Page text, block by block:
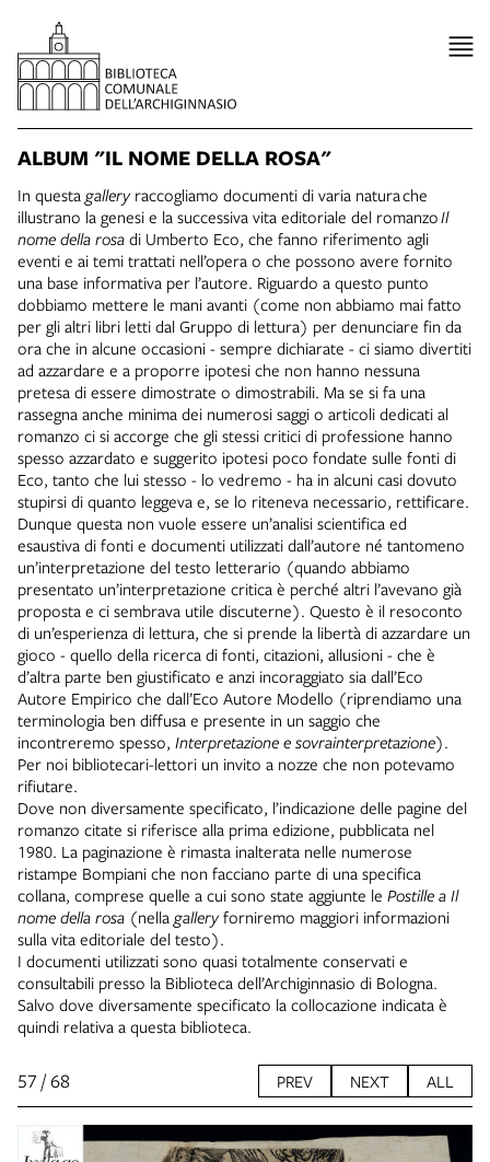
ALBUM "IL NOME DELLA ROSA"
In questa galleryraccogliamo documenti di varia natura che
illustrano la genesi e la successiva vita editoriale del romanzoIl
nome della rosa di Umberto Eco, che fanno riferimento agli
eventi e ai temi trattati nell’opera o che possono avere fornito
una base informativa per l’autore. Riguardo a questo punto
dobbiamo mettere le mani avanti (come non abbiamo mai fatto
per gli altri libri letti dal Gruppo di lettura) per denunciare fin da
ora che in alcune occasioni - sempre dichiarate - ci siamo divertiti
ad azzardare e a proporre ipotesi che non hanno nessuna
pretesa di essere dimostrate o dimostrabili. Ma se si fa una
rassegna anche minima dei numerosi saggi o articoli dedicati al
romanzo ci si accorge che gli stessi critici di professione hanno
spesso azzardato e suggerito ipotesi poco fondate sulle fonti di
Eco, tanto che lui stesso - lo vedremo - ha in alcuni casi dovuto
stupirsi di quanto leggeva e, se lo riteneva necessario, rettificare.
Dunque questa non vuole essere un’analisi scientifica ed
esaustiva di fonti e documenti utilizzati dall’autore né tantomeno
un’interpretazione del testo letterario (quando abbiamo
presentato un’interpretazione critica è perché altri l’avevano già
proposta e ci sembrava utile discuterne). Questo è il resoconto
di un’esperienza di lettura, che si prende la libertà di azzardare un
gioco - quello della ricerca di fonti, citazioni, allusioni - che è
d’altra parte ben giustificato e anzi incoraggiato sia dall’Eco
Autore Empirico che dall’Eco Autore Modello (riprendiamo una
terminologia ben diffusa e presente in un saggio che
incontreremo spesso, Interpretazione e sovrainterpretazione).
Per noi bibliotecari-lettori un invito a nozze che non potevamo
rifiutare.
Dove non diversamente specificato, l’indicazione delle pagine del
romanzo citate si riferisce alla prima edizione, pubblicata nel
1980. La paginazione è rimasta inalterata nelle numerose
ristampe Bompiani che non facciano parte di una specifica
collana, comprese quelle a cui sono state aggiunte le Postille a Il
nome della rosa (nella galleryforniremo maggiori informazioni
sulla vita editoriale del testo).
I documenti utilizzati sono quasi totalmente conservati e
consultabili presso la Biblioteca dell’Archiginnasio di Bologna.
Salvo dove diversamente specificato la collocazione indicata è
quindi relativa a questa biblioteca.
57 / 68 PREV NEXT ALL